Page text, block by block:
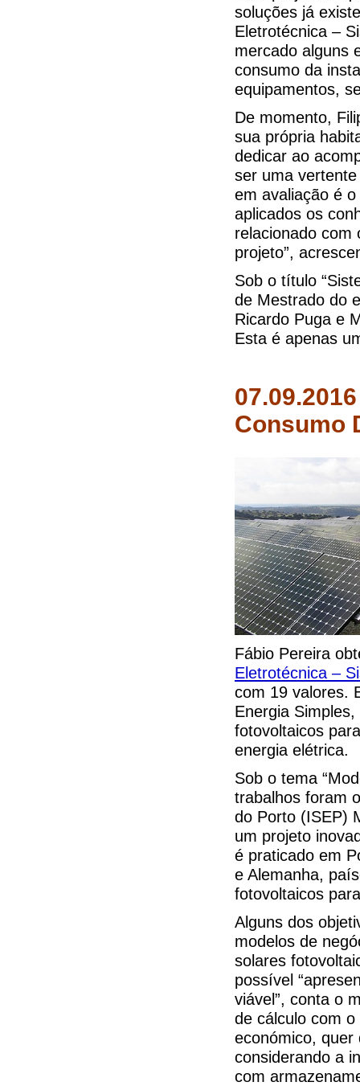
soluções já
Eletrotécnica –
mercado alguns
consumo da
equipamentos,
De momento,
sua própria
dedicar ao
ser uma
em avaliação é
aplicados os
relacionado com
projeto”,
Sob o título
de Mestrado do
Ricardo Puga e
Esta é apenas
Consumo
Fábio Pereira
Eletrotécnica –
com 19 valores.
Energia
fotovoltaicos
energia elétrica.
Sob o tema
trabalhos foram
do Porto (ISEP)
um projeto
é praticado em
e Alemanha,
fotovoltaicos
Alguns dos
modelos de
solares
possível
viável”, conta o
de cálculo com
económico, quer
considerando a
com